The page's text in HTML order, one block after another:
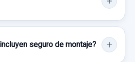
IZQUIERDO
SIN MOTOR SOLO...
seguro de montaje?